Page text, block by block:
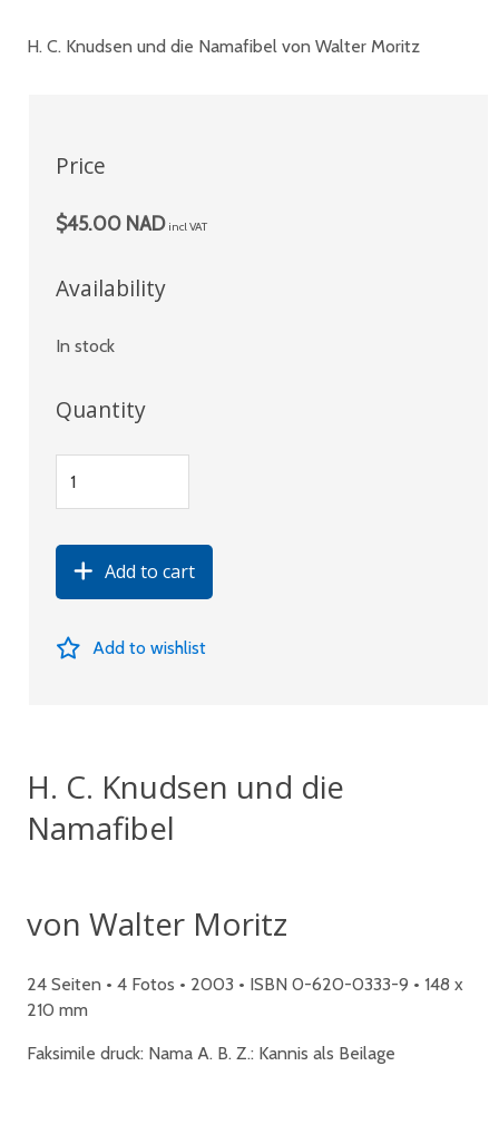
H. C. Knudsen und die Namafibel von Walter Moritz
Price
$45.00 NAD incl VAT
Availability
In stock
Quantity
Add to cart
Add to wishlist
H. C. Knudsen und die
Namafibel
von Walter Moritz
24 Seiten • 4 Fotos • 2003 • ISBN 0-620-0333-9 • 148 x
210 mm
Faksimile druck: Nama A. B. Z.: Kannis als Beilage